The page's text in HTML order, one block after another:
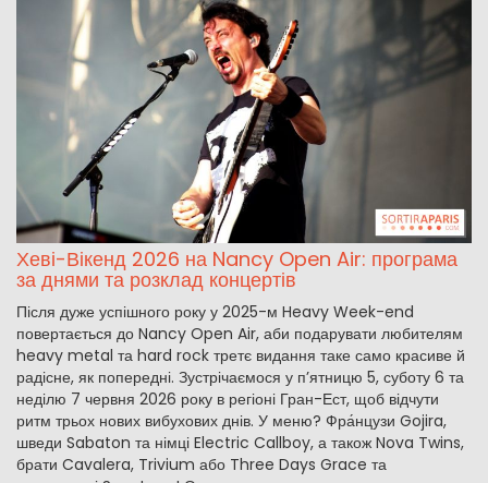
Хеві-Вікенд 2026 на Nancy Open Air: програма
за днями та розклад концертів
Після дуже успішного року у 2025-м Heavy Week-end
повертається до Nancy Open Air, аби подарувати любителям
heavy metal та hard rock третє видання таке само красиве й
радісне, як попередні. Зустрічаємося у п’ятницю 5, суботу 6 та
неділю 7 червня 2026 року в регіоні Гран-Ест, щоб відчути
ритм трьох нових вибухових днів. У меню? Фра́нцузи Gojira,
шведи Sabaton та німці Electric Callboy, а також Nova Twins,
брати Cavalera, Trivium або Three Days Grace та